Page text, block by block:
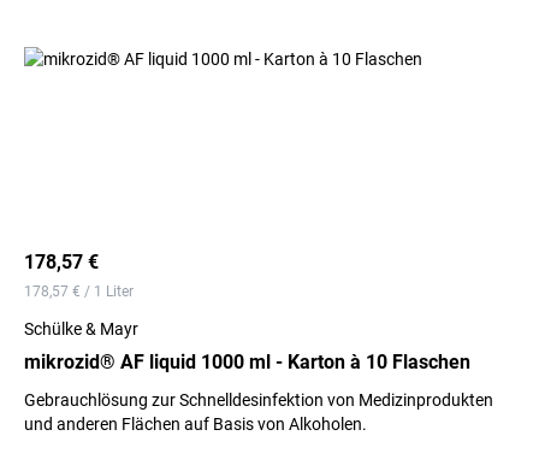
178,57 €
178,57 € / 1 Liter
Schülke & Mayr
mikrozid® AF liquid 1000 ml - Karton à 10 Flaschen
Gebrauchlösung zur Schnelldesinfektion von Medizinprodukten
und anderen Flächen auf Basis von Alkoholen.